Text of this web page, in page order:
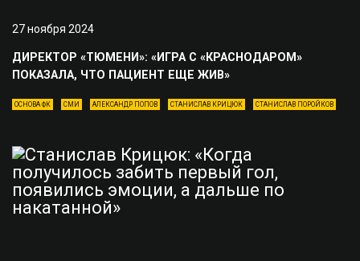
27 ноября 2024
ДИРЕКТОР «ТЮМЕНИ»: «ИГРА С «КРАСНОДАРОМ»
ПОКАЗАЛА, ЧТО ПАЦИЕНТ ЕЩЕ ЖИВ»
ОСНОВА ФК СМИ АЛЕКСАНДР ПОПОВ СТАНИСЛАВ КРИЦЮК СТАНИСЛАВ ПОРОЙКОВ